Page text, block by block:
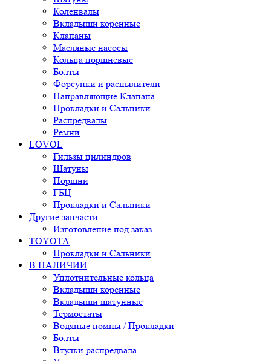
Коленвалы
Вкладыши коренные
Клапаны
Масляные насосы
Кольца поршневые
Болты
Форсунки и распылители
Направляющие Клапана
Прокладки и Сальники
Распредвалы
Ремни
LOVOL
Гильзы цилиндров
Шатуны
Поршни
ГБЦ
Прокладки и Сальники
Другие запчасти
Изготовление под заказ
TOYOTA
Прокладки и Сальники
В НАЛИЧИИ
Уплотнительные кольца
Вкладыши коренные
Вкладыши шатунные
Термостаты
Водяные помпы / Прокладки
Болты
Втулки распредвала